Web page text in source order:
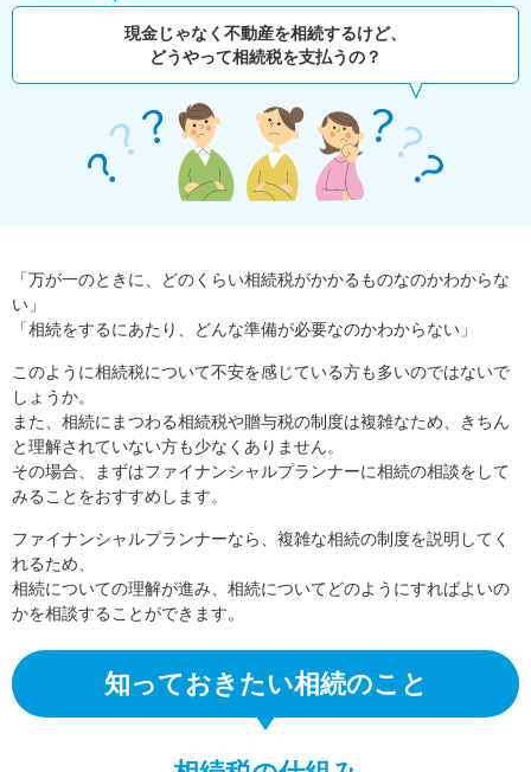
現金じゃなく不動産を相続するけど、
どうやって相続税を支払うの？
「万が一のときに、どのくらい相続税がかかるものなのかわからな
い」
「相続をするにあたり、どんな準備が必要なのかわからない」
このように相続税について不安を感じている方も多いのではないで
しょうか。
また、相続にまつわる相続税や贈与税の制度は複雑なため、きちん
と理解されていない方も少なくありません。
その場合、まずはファイナンシャルプランナーに相続の相談をして
みることをおすすめします。
ファイナンシャルプランナーなら、複雑な相続の制度を説明してく
れるため、
相続についての理解が進み、相続についてどのようにすればよいの
かを相談することができます。
知っておきたい相続のこと